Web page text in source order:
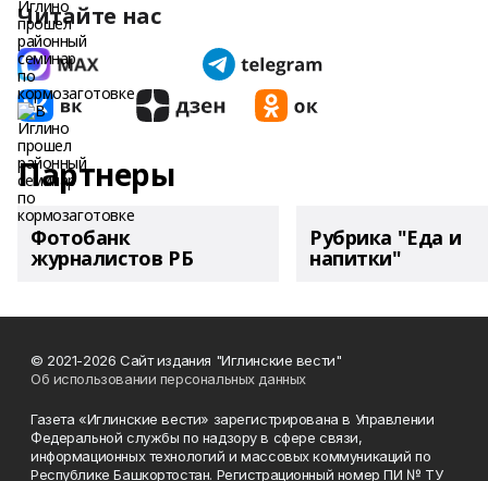
Читайте нас
Партнеры
Фотобанк
журналистов РБ
Рубрика "Еда и
напитки"
© 2021-2026 Сайт издания "Иглинские вести"
Об использовании персональных данных
Газета «Иглинские вести» зарегистрирована в Управлении
Федеральной службы по надзору в сфере связи,
информационных технологий и массовых коммуникаций по
Республике Башкортостан. Регистрационный номер ПИ № ТУ